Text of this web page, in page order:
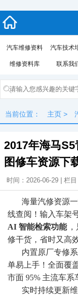
汽车维修资料 汽车技术
维修资料库 联系我
当前位置： 主页 >
2017年海马
图修车资源下
时间：2026-06-29 | 栏目
海量汽修资源
线查阅！输入车架
AI 智能检索功能
修干货，省时又高效
内置原厂专修
单易上手！全面覆
市面 95% 主流车系
实时持续更新